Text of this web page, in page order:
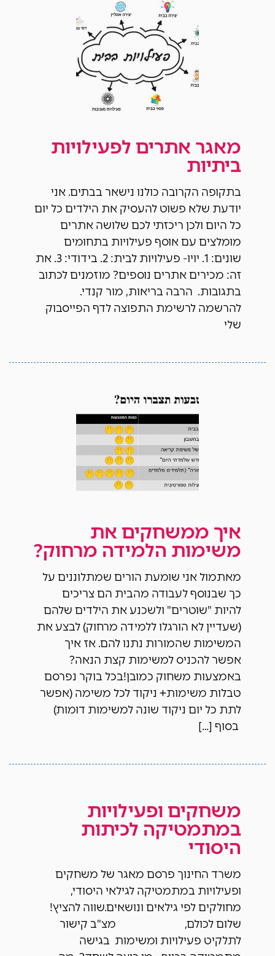
מאגר אתרים לפעילויות
ביתיות
בתקופה הקרובה כולנו נישאר בבתים. אני
יודעת שלא פשוט להעסיק את הילדים כל יום
כל היום ולכן ריכזתי לכם שלושה אתרים
מומלצים עם אוסף פעילויות בתחומים
שונים: 1. יויו- פעילויות לבית: 2. בידודי: 3. את
זה: מכירים אתרים נוספים? מוזמנים לכתוב
בתגובות. הרבה בריאות, מור קנדי.
להרשמה לרשימת התפוצה לדף הפייסבוק
שלי
איך ממשחקים את
משימות הלמידה מרחוק?
מאתמול אני שומעת הורים שמתלוננים על
כך שבנוסף לעבודה מהבית הם צריכים
להיות "שוטרים" ולשכנע את הילדים שלהם
(שעדיין לא הורגלו ללמידה מרחוק) לבצע את
המשימות שהמורות נתנו להם. אז איך
אפשר להכניס למשימות קצת הנאה?
באמצעות משחוק כמובן!בכל בוקר נפרסם
טבלות משימות+ ניקוד לכל משימה (אפשר
לתת כל יום ניקוד שונה למשימות דומות)
בסוף […]
משחקים ופעילויות
במתמטיקה לכיתות
היסודי
משרד החינוך פרסם מאגר של משחקים
ופעילויות במתמטיקה לגילאי היסודי,
מחולקים לפי גילאים ונושאים.שווה להציץ!
שלום לכולם, מצ"ב קישור
לתלקיט פעילויות ומשימות בגישה